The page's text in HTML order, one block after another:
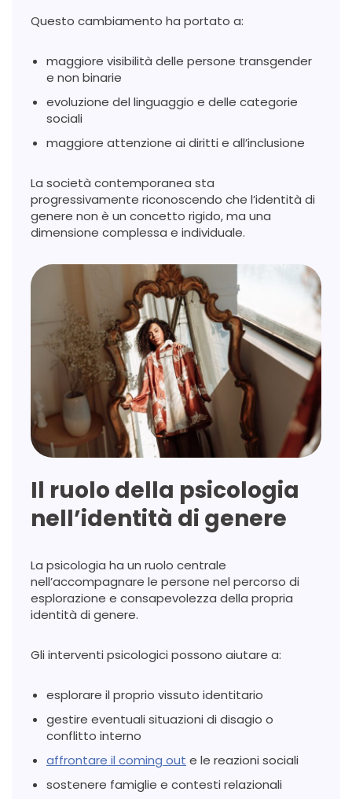
Questo cambiamento ha portato a:
maggiore visibilità delle persone transgender
e non binarie
evoluzione del linguaggio e delle categorie
sociali
maggiore attenzione ai diritti e all’inclusione
La società contemporanea sta
progressivamente riconoscendo che l’identità di
genere non è un concetto rigido, ma una
dimensione complessa e individuale.
Il ruolo della psicologia
nell’identità di genere
La psicologia ha un ruolo centrale
nell’accompagnare le persone nel percorso di
esplorazione e consapevolezza della propria
identità di genere.
Gli interventi psicologici possono aiutare a:
esplorare il proprio vissuto identitario
gestire eventuali situazioni di disagio o
conflitto interno
affrontare il coming out e le reazioni sociali
sostenere famiglie e contesti relazionali